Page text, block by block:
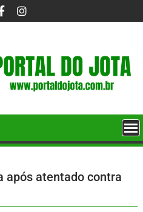
após atentado contra